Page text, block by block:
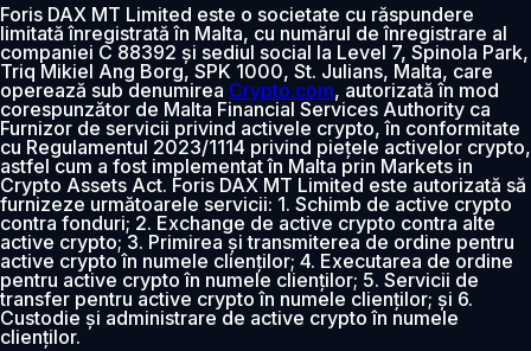
Foris DAX MT Limited este o societate cu răspundere
limitată înregistrată în Malta, cu numărul de înregistrare al
companiei C 88392 și sediul social la Level 7, Spinola Park,
Triq Mikiel Ang Borg, SPK 1000, St. Julians, Malta, care
operează sub denumirea Crypto.com, autorizată în mod
corespunzător de Malta Financial Services Authority ca
Furnizor de servicii privind activele crypto, în conformitate
cu Regulamentul 2023/1114 privind piețele activelor crypto,
astfel cum a fost implementat în Malta prin Markets in
Crypto Assets Act. Foris DAX MT Limited este autorizată să
furnizeze următoarele servicii: 1. Schimb de active crypto
contra fonduri; 2. Exchange de active crypto contra alte
active crypto; 3. Primirea și transmiterea de ordine pentru
active crypto în numele clienților; 4. Executarea de ordine
pentru active crypto în numele clienților; 5. Servicii de
transfer pentru active crypto în numele clienților; și 6.
Custodie și administrare de active crypto în numele
clienților.